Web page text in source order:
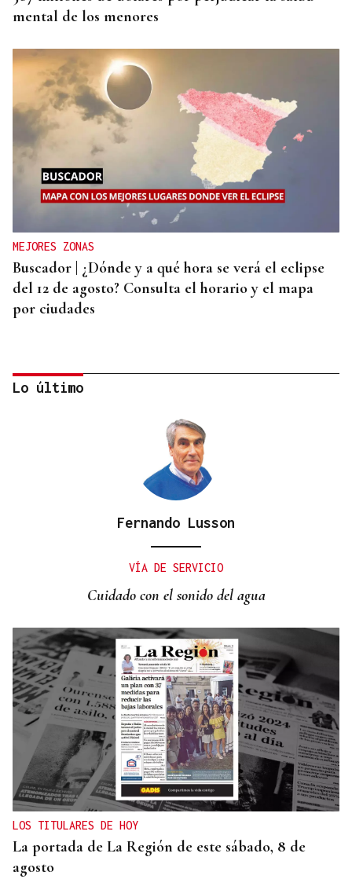
mental de los menores
MEJORES ZONAS
Buscador | ¿Dónde y a qué hora se verá el eclipse
del 12 de agosto? Consulta el horario y el mapa
por ciudades
La UE lanza una campaña de ahorro energético
Lo último
Fernando Lusson
VÍA DE SERVICIO
Cuidado con el sonido del agua
LOS TITULARES DE HOY
La portada de La Región de este sábado, 8 de
agosto